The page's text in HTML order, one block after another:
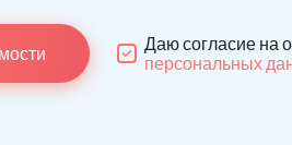
Даю согласие на
персональных